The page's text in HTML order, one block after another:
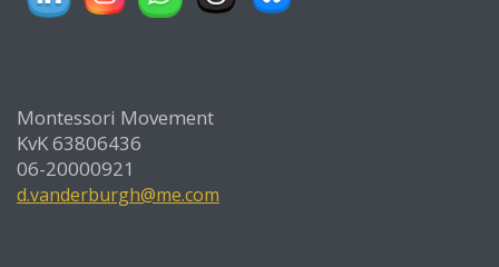
Montessori Movement
KvK 63806436
06-20000921
d.vanderburgh@me.com